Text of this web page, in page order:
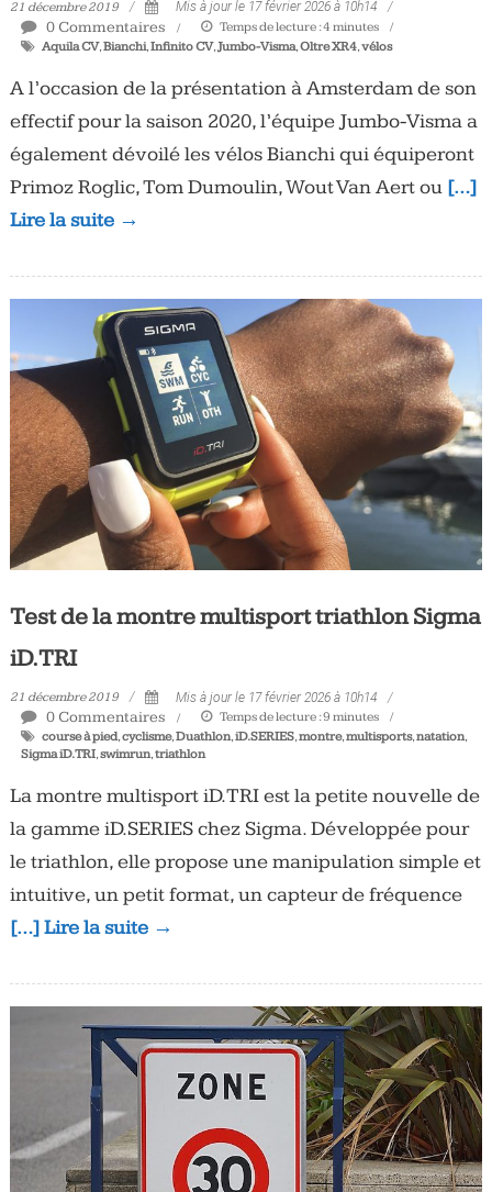
21 décembre 2019 Mis à jour le 17 février 2026 à 10h14
0 Commentaires Temps de lecture :4 minutes
Aquila CV,Bianchi,Infinito CV,Jumbo-Visma,Oltre XR4,vélos
A l’occasion de la présentation à Amsterdam de son
effectif pour la saison 2020, l’équipe Jumbo-Visma a
également dévoilé les vélos Bianchi qui équiperont
Primoz Roglic, Tom Dumoulin, Wout Van Aert ou […]
Lire la suite →
Test de la montre multisport triathlon Sigma
iD.TRI
21 décembre 2019 Mis à jour le 17 février 2026 à 10h14
0 Commentaires Temps de lecture :9 minutes
course à pied,cyclisme,Duathlon,iD.SERIES,montre,multisports,natation,
Sigma iD.TRI,swimrun,triathlon
La montre multisport iD.TRI est la petite nouvelle de
la gamme iD.SERIES chez Sigma. Développée pour
le triathlon, elle propose une manipulation simple et
intuitive, un petit format, un capteur de fréquence
[…] Lire la suite →